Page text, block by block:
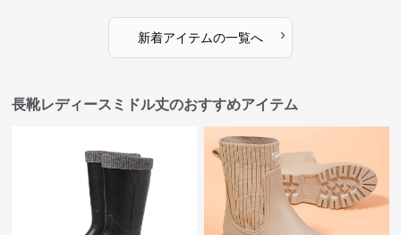
新着アイテムの一覧へ ›
長靴レディースミドル丈のおすすめアイテム